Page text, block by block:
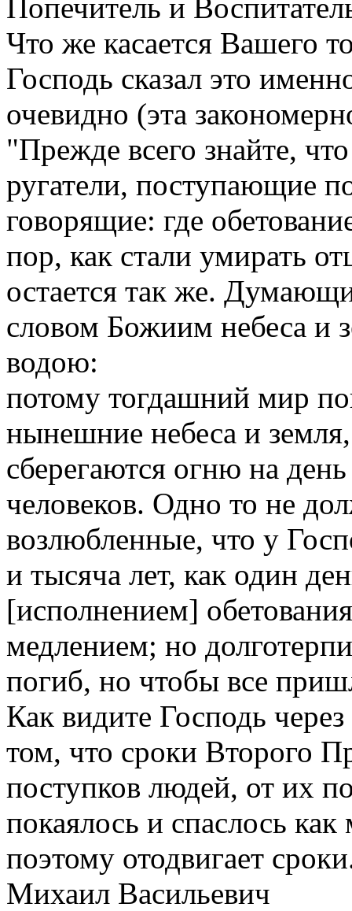
Попечитель и
Что же касается Вашего
Господь сказал это
очевидно (эта
"Прежде всего знайте,
ругатели, поступающие
говорящие: где
пор, как стали умирать
остается так же.
словом Божиим небеса и
водою:
потому тогдашний мир
нынешние небеса и
сберегаются огню на
человеков. Одно то не
возлюбленные, что у
и тысяча лет, как один
[исполнением]
медлением; но
погиб, но чтобы все
Как видите Господь
том, что сроки Второго
поступков людей, от их
покаялось и спаслось
поэтому отодвигает
Михаил Васильевич